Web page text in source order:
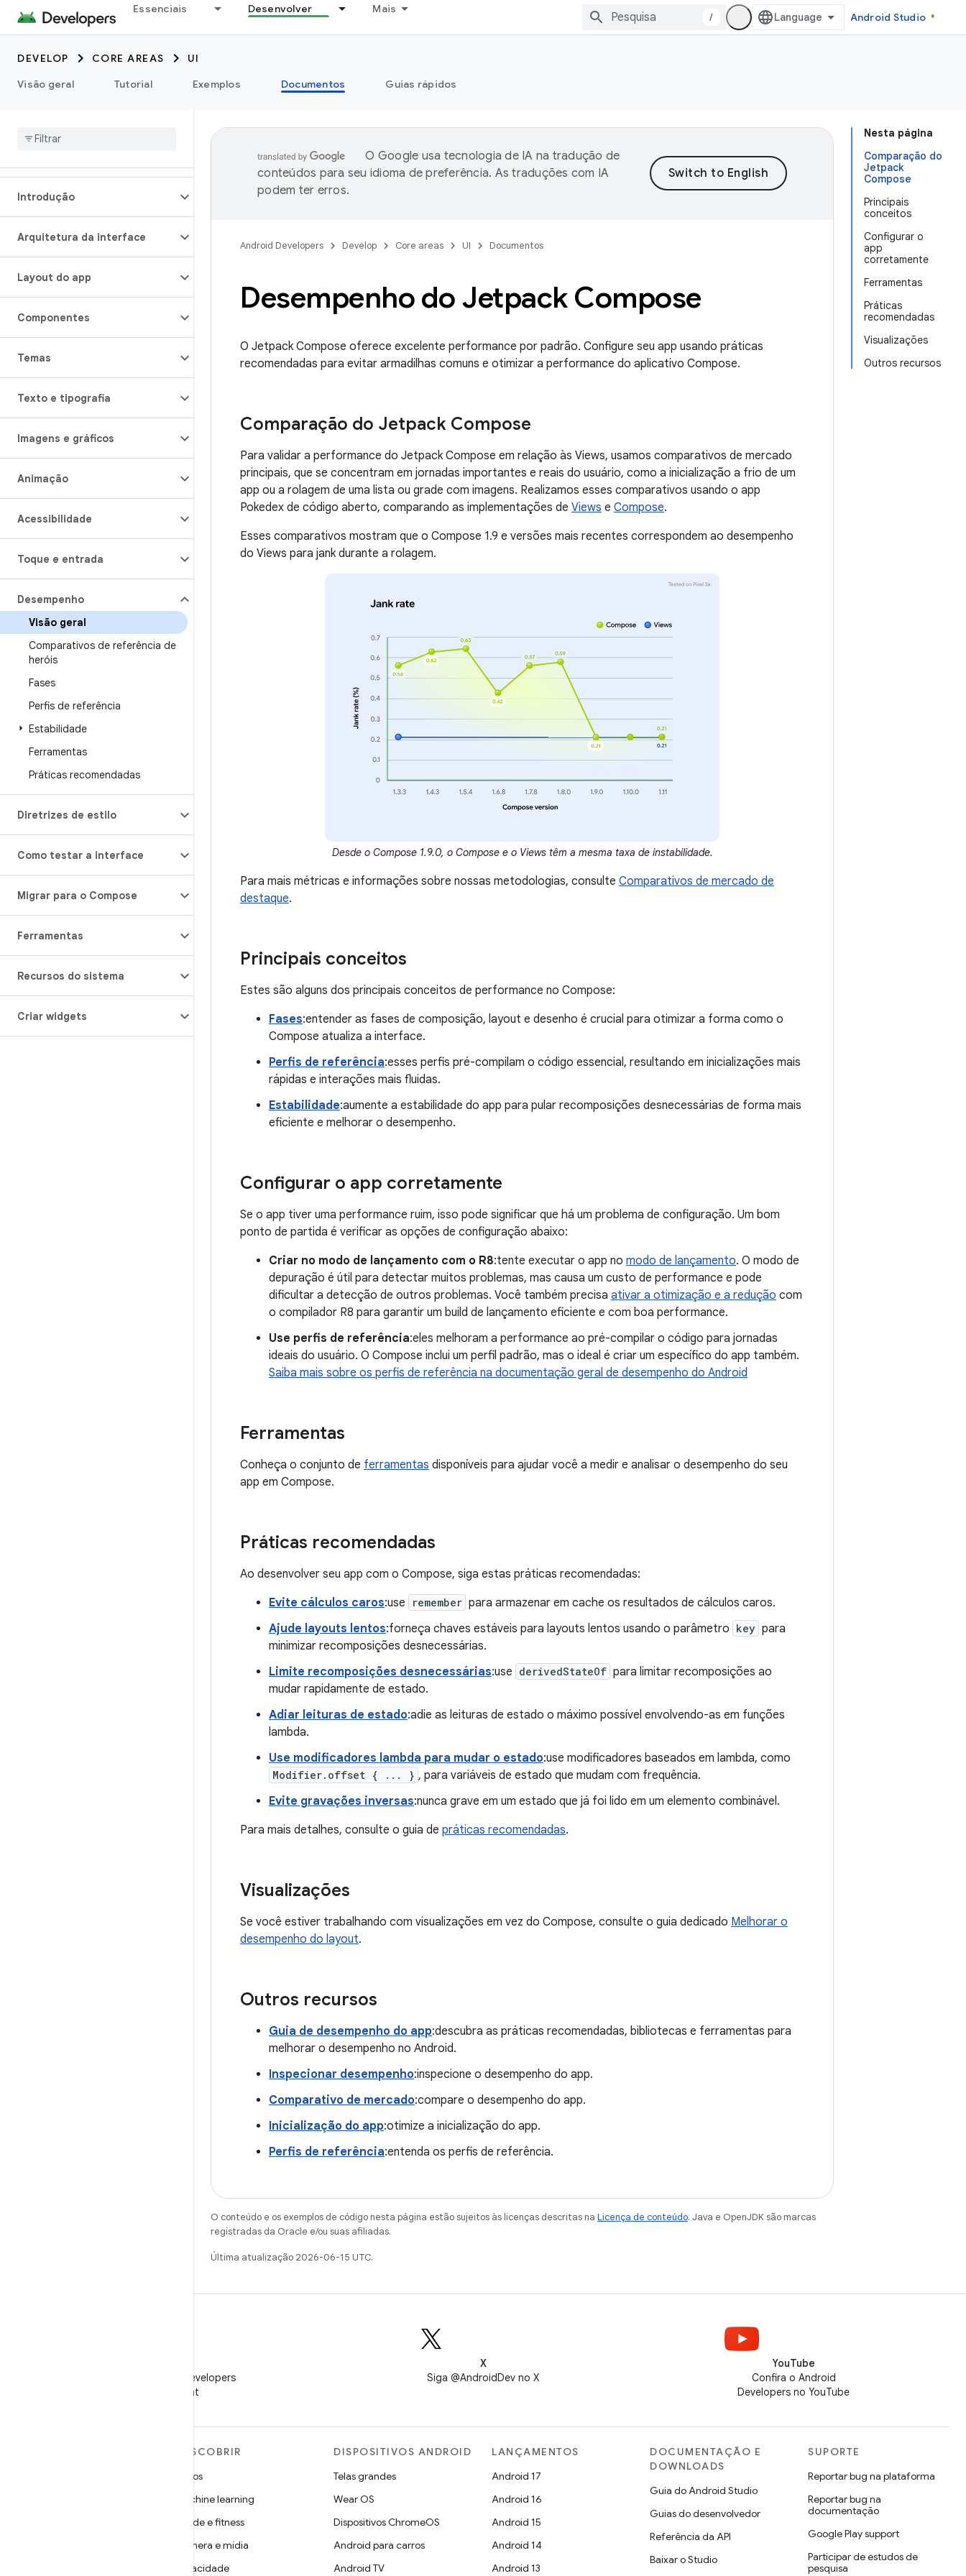
Essenciais Desenvolver Mais
/ Android Studio
DEVELOP CORE AREAS
UI
Visão geral
Tutorial Exemplos Documentos Guias rápidos
Introdução
Arquitetura da interface
Layout do app
Componentes
Temas
Texto e tipografia
Imagens e gráficos
Animação
Acessibilidade
Toque e entrada
Desempenho
Visão geral
Comparativos de referência de
heróis
Fases
Perfis de referência
Estabilidade
Ferramentas
Práticas recomendadas
Diretrizes de estilo
Como testar a interface
Migrar para o Compose
Ferramentas
Recursos do sistema
Criar widgets
Nesta página
Comparação do
Jetpack
Compose
Principais
conceitos
Configurar o
app
corretamente
Ferramentas
Práticas
recomendadas
Visualizações
Outros recursos
O Google usa tecnologia de IA na tradução de
conteúdos para seu idioma de preferência. As traduções com IA
podem ter erros.
Android Developers Develop Core areas UI Documentos
Desempenho do Jetpack Compose
O Jetpack Compose oferece excelente performance por padrão. Configure seu app usando práticas
recomendadas para evitar armadilhas comuns e otimizar a performance do aplicativo Compose.
Comparação do Jetpack Compose
Para validar a performance do Jetpack Compose em relação às Views, usamos comparativos de mercado
principais, que se concentram em jornadas importantes e reais do usuário, como a inicialização a frio de um
app ou a rolagem de uma lista ou grade com imagens. Realizamos esses comparativos usando o app
Pokedex de código aberto, comparando as implementações de Views e Compose.
Esses comparativos mostram que o Compose 1.9 e versões mais recentes correspondem ao desempenho
do Views para jank durante a rolagem.
Desde o Compose 1.9.0, o Compose e o Views têm a mesma taxa de instabilidade.
Para mais métricas e informações sobre nossas metodologias, consulte Comparativos de mercado de
destaque.
Principais conceitos
Estes são alguns dos principais conceitos de performance no Compose:
Fases:entender as fases de composição, layout e desenho é crucial para otimizar a forma como o
Compose atualiza a interface.
Perfis de referência:esses perfis pré-compilam o código essencial, resultando em inicializações mais
rápidas e interações mais fluidas.
Estabilidade:aumente a estabilidade do app para pular recomposições desnecessárias de forma mais
eficiente e melhorar o desempenho.
Configurar o app corretamente
Se o app tiver uma performance ruim, isso pode significar que há um problema de configuração. Um bom
ponto de partida é verificar as opções de configuração abaixo:
Criar no modo de lançamento com o R8:tente executar o app no modo de lançamento. O modo de
depuração é útil para detectar muitos problemas, mas causa um custo de performance e pode
dificultar a detecção de outros problemas. Você também precisa ativar a otimização e a redução com
o compilador R8 para garantir um build de lançamento eficiente e com boa performance.
Use perfis de referência:eles melhoram a performance ao pré-compilar o código para jornadas
ideais do usuário. O Compose inclui um perfil padrão, mas o ideal é criar um específico do app também.
Saiba mais sobre os perfis de referência na documentação geral de desempenho do Android
Ferramentas
Conheça o conjunto de ferramentas disponíveis para ajudar você a medir e analisar o desempenho do seu
app em Compose.
Práticas recomendadas
Ao desenvolver seu app com o Compose, siga estas práticas recomendadas:
Evite cálculos caros:use remember para armazenar em cache os resultados de cálculos caros.
Ajude layouts lentos:forneça chaves estáveis para layouts lentos usando o parâmetro key para
minimizar recomposições desnecessárias.
Limite recomposições desnecessárias:use derivedStateOf para limitar recomposições ao
mudar rapidamente de estado.
Adiar leituras de estado:adie as leituras de estado o máximo possível envolvendo-as em funções
lambda.
Use modificadores lambda para mudar o estado:use modificadores baseados em lambda, como
Modifier.offset { ... } , para variáveis de estado que mudam com frequência.
Evite gravações inversas:nunca grave em um estado que já foi lido em um elemento combinável.
Para mais detalhes, consulte o guia de práticas recomendadas.
Visualizações
Se você estiver trabalhando com visualizações em vez do Compose, consulte o guia dedicado Melhorar o
desempenho do layout.
Outros recursos
Guia de desempenho do app:descubra as práticas recomendadas, bibliotecas e ferramentas para
melhorar o desempenho no Android.
Inspecionar desempenho:inspecione o desempenho do app.
Comparativo de mercado:compare o desempenho do app.
Inicialização do app:otimize a inicialização do app.
Perfis de referência:entenda os perfis de referência.
O conteúdo e os exemplos de código nesta página estão sujeitos às licenças descritas na Licença de conteúdo. Java e OpenJDK são marcas
registradas da Oracle e/ou suas afiliadas.
Última atualização 2026-06-15 UTC.
Siga o Android Developers
no WeChat
X
Siga @AndroidDev no X
YouTube
Confira o Android
Developers no YouTube
DESCOBRIR
Jogos
Machine learning
Saúde e fitness
Câmera e mídia
Privacidade
DISPOSITIVOS ANDROID
Telas grandes
Wear OS
Dispositivos ChromeOS
Android para carros
Android TV
LANÇAMENTOS
Android 17
Android 16
Android 15
Android 14
Android 13
DOCUMENTAÇÃO E
DOWNLOADS
Guia do Android Studio
Guias do desenvolvedor
Referência da API
Baixar o Studio
SUPORTE
Reportar bug na plataforma
Reportar bug na
documentação
Google Play support
Participar de estudos de
pesquisa